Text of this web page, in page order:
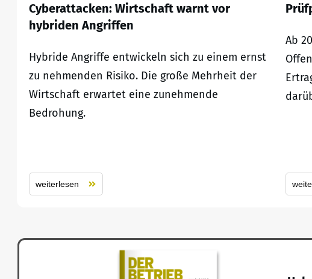
Cyberattacken: Wirtschaft warnt vor
hybriden Angriffen
Hybride Angriffe entwickeln sich zu einem ernst
zu nehmenden Risiko. Die große Mehrheit der
Wirtschaft erwartet eine zunehmende
Bedrohung.
weiterlesen
Ab